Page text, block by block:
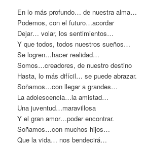
En lo más profundo… de nuestra alma…
Podemos, con el futuro…acordar
Dejar… volar, los sentimientos…
Y que todos, todos nuestros sueños…
Se logren…hacer realidad…
Somos…creadores, de nuestro destino
Hasta, lo más difícil… se puede abrazar.
Soñamos…con llegar a grandes…
La adolescencia…la amistad…
Una juventud…maravillosa
Y el gran amor…poder encontrar.
Soñamos…con muchos hijos…
Que la vida… nos bendecirá…